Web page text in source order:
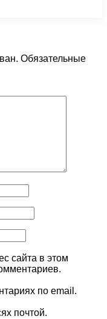
Обязательные
сайта в этом
по email.
почтой.